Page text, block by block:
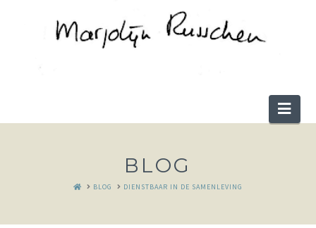
BLOG
HOMEBLOG DIENSTBAAR IN DE SAMENLEVING